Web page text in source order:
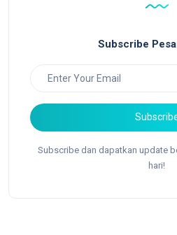
Subscribe
Subscribe dan dapatkan update
hari!